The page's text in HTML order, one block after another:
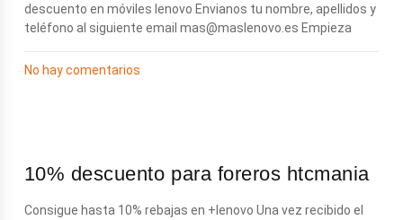
descuento en móviles lenovo Envianos tu nombre, apellidos y
teléfono al siguiente email mas@maslenovo.es Empieza
No hay comentarios
10% descuento para foreros htcmania
Consigue hasta 10% rebajas en +lenovo Una vez recibido el